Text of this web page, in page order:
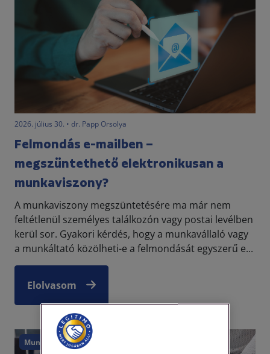
2026. július 30. • dr. Papp Orsolya
Felmondás e-mailben –
megszüntethető elektronikusan a
munkaviszony?
A munkaviszony megszüntetésére ma már nem
feltétlenül személyes találkozón vagy postai levélben
kerül sor. Gyakori kérdés, hogy a munkavállaló vagy
a munkáltató közölheti-e a felmondását egyszerű e...
Elolvasom
Munkajog